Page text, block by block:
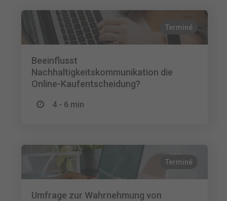
Terminé
Beeinflusst
Nachhaltigkeitskommunikation die
Online-Kaufentscheidung?
4 - 6 min
Terminé
Umfrage zur Wahrnehmung von